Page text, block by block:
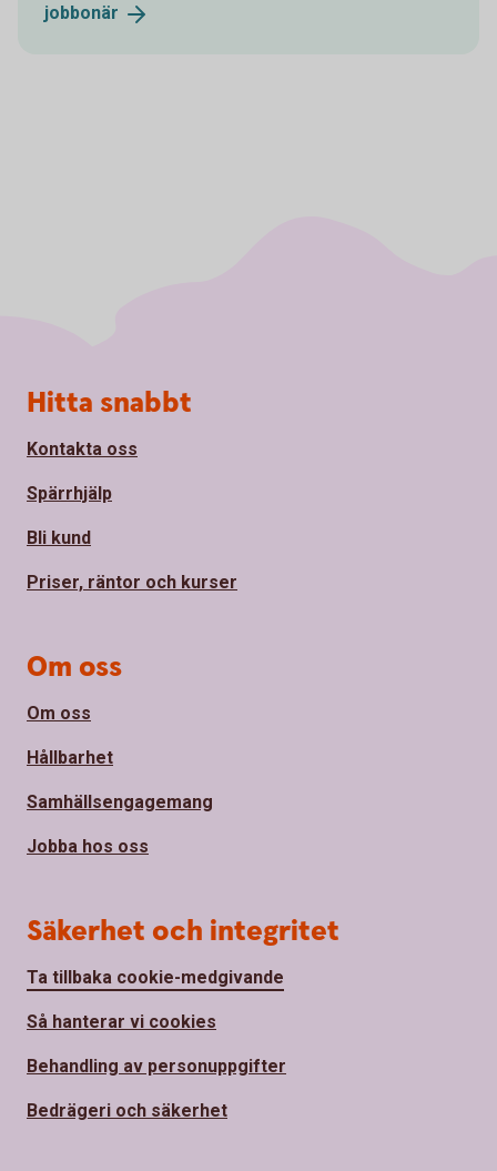
jobbonär
Sidfot
Hitta snabbt
Kontakta oss
Spärrhjälp
Bli kund
Priser, räntor och kurser
Om oss
Om oss
Hållbarhet
Samhällsengagemang
Jobba hos oss
Säkerhet och integritet
Ta tillbaka cookie-medgivande
Så hanterar vi cookies
Behandling av personuppgifter
Bedrägeri och säkerhet